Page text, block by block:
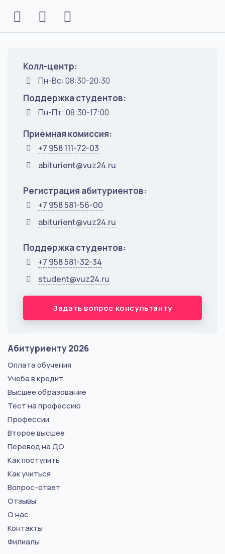
Колл-центр:
Пн-Вс: 08:30-20:30
Поддержка студентов:
Пн-Пт: 08:30-17:00
Приемная комиссия:
+7 958 111-72-03
abiturient@vuz24.ru
Регистрация абитуриентов:
+7 958 581-56-00
abiturient@vuz24.ru
Поддержка студентов:
+7 958 581-32-34
student@vuz24.ru
Задать вопрос консультанту
Абитуриенту 2026
Оплата обучения
Учеба в кредит
Высшее образование
Тест на профессию
Профессии
Второе высшее
Перевод на ДО
Как поступить
Как учиться
Вопрос-ответ
Отзывы
О нас
Контакты
Филиалы